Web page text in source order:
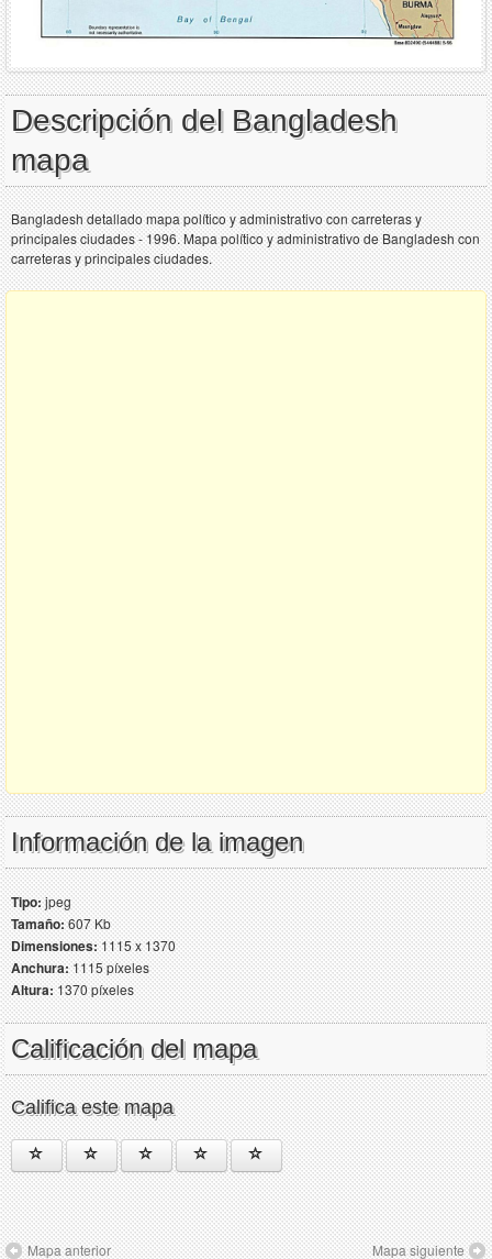
Descripción del Bangladesh
mapa
Bangladesh detallado mapa político y administrativo con carreteras y
principales ciudades - 1996. Mapa político y administrativo de Bangladesh con
carreteras y principales ciudades.
Información de la imagen
Tipo:jpeg
Tamaño:607 Kb
Dimensiones:1115 x 1370
Anchura:1115 píxeles
Altura:1370 píxeles
Calificación del mapa
Califica este mapa
Mapa anterior Mapa siguiente